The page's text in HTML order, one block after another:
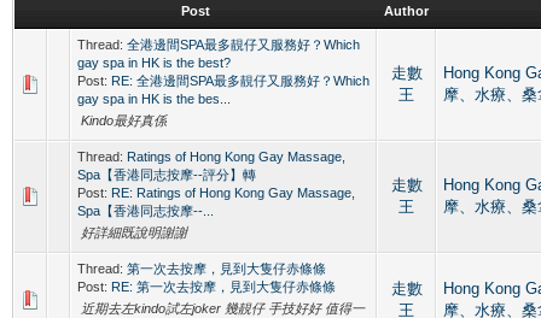
Post Author
Thread: 全港邊間SPA最多靚仔又服務好？Which
gay spa in HK is the best?
Post: RE: 全港邊間SPA最多靚仔又服務好？Which
gay spa in HK is the bes...
Kindo最好真係
走數
王
Hong Kong
摩、水療、
Thread: Ratings of Hong Kong Gay Massage,
Spa【香港同志按摩--評分】轉
Post: RE: Ratings of Hong Kong Gay Massage,
Spa【香港同志按摩--...
好詳細既說明謝謝
走數
王
Hong Kong
摩、水療、
Thread: 第一次去按摩，見到大隻仔赤條條
Post: RE: 第一次去按摩，見到大隻仔赤條條
近期去左kindo試左joker 幾靚仔 手技好好 值得一
走數
王
Hong Kong
摩、水療、